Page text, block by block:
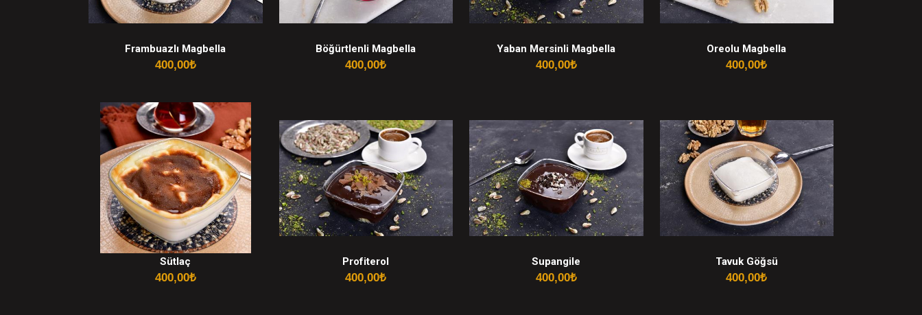
Frambuazlı Magbella
400,00₺
Böğürtlenli Magbella
400,00₺
Yaban Mersinli Magbella
400,00₺
Oreolu Magbella
400,00₺
Sütlaç
400,00₺
Profiterol
400,00₺
Supangile
400,00₺
Tavuk Göğsü
400,00₺